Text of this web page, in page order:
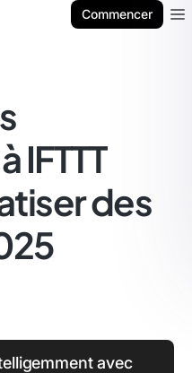
Commencer
IFTTT
des
avec